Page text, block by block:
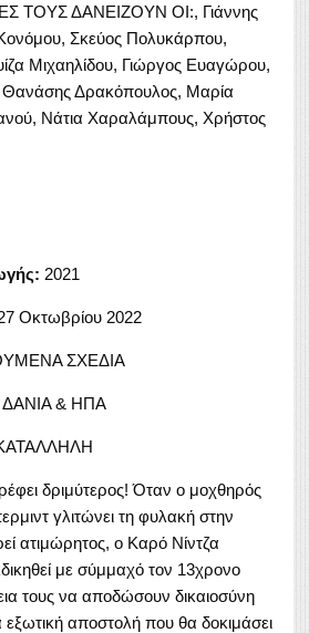
ΤΟΥΣ ΔΑΝΕΙΖΟΥΝ ΟΙ:, Γιάννης
Σκεύος Πολυκάρπου,
Μιχαηλίδου, Γιώργος Ευαγώρου,
Δρακόπουλος, Μαρία
Νάτια Χαραλάμπους, Χρήστος
2021
Οκτωβρίου 2022
ΣΧΕΔΙΑ
ΔΑΝΙΑ & ΗΠΑ
δριμύτερος! Όταν ο μοχθηρός
γλιτώνει τη φυλακή στην
ατιμώρητος, ο Καρό Νίντζα
με σύμμαχό τον 13χρονο
τους να αποδώσουν δικαιοσύνη
αποστολή που θα δοκιμάσει